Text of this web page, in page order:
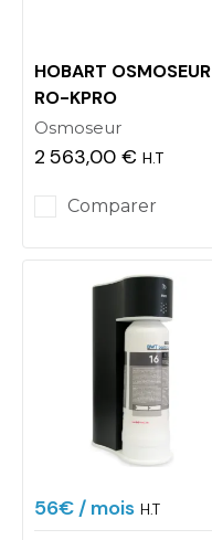
HOBART OSMOSEUR
RO-KPRO
Osmoseur
2 563,00 € H.T
Comparer
56€/ mois H.T